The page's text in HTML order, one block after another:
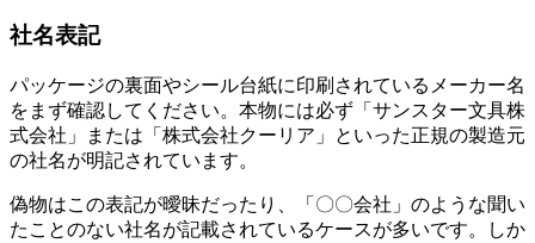
社名表記
パッケージの裏面やシール台紙に印刷されているメーカー名
をまず確認してください。本物には必ず「サンスター文具株
式会社」または「株式会社クーリア」といった正規の製造元
の社名が明記されています。
偽物はこの表記が曖昧だったり、「〇〇会社」のような聞い
たことのない社名が記載されているケースが多いです。しか